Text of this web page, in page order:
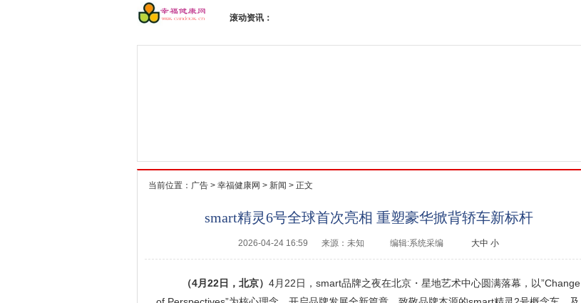
滚动资讯：
当前位置： 广告 > 幸福健康网 > 新闻 > 正文
smart精灵6号全球首次亮相 重塑豪华掀背轿车新标杆
2026-04-24 16:59 来源：未知 编辑:系统采编 大中 小
（4月 22日，北京） 4月22日，smart品牌之夜在北京・星地艺术中心圆满落幕，以”Change